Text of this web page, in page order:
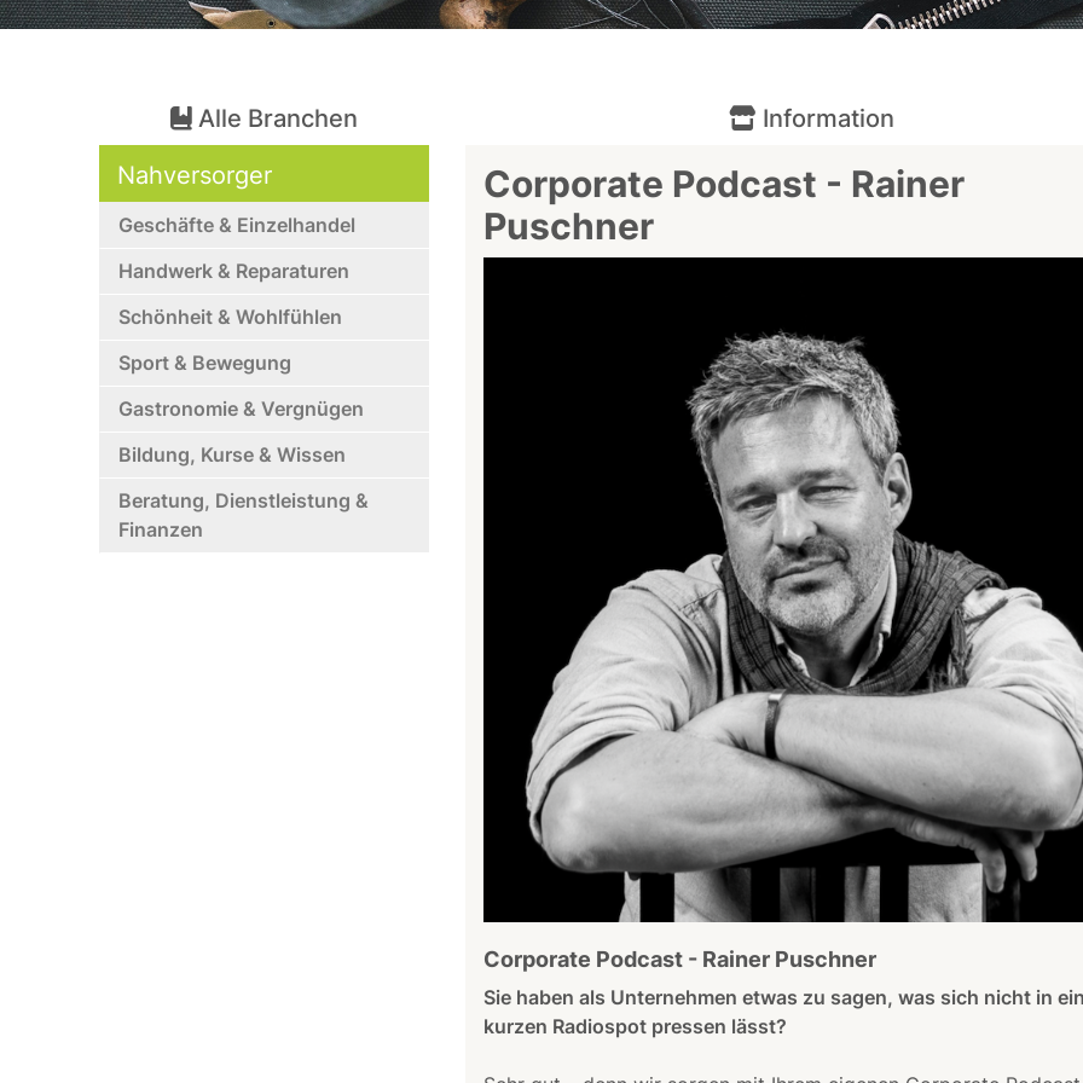
Alle Branchen
Information
Nahversorger
Geschäfte & Einzelhandel
Handwerk & Reparaturen
Schönheit & Wohlfühlen
Sport & Bewegung
Gastronomie & Vergnügen
Bildung, Kurse & Wissen
Beratung, Dienstleistung &
Finanzen
Corporate Podcast - Rainer
Puschner
Corporate Podcast - Rainer Puschner
Sie haben als Unternehmen etwas zu sagen, was sich nicht in
kurzen Radiospot pressen lässt?